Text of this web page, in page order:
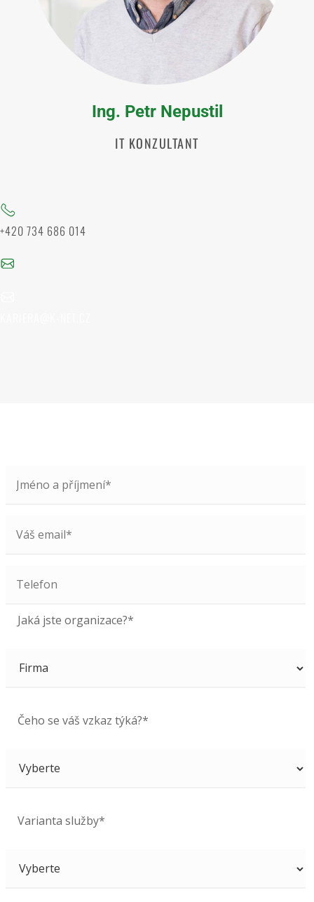
Ing. Petr Nepustil
IT KONZULTANT
+420 734 686 014
Jaká jste organizace?*
Čeho se váš vzkaz týká?*
Varianta služby*